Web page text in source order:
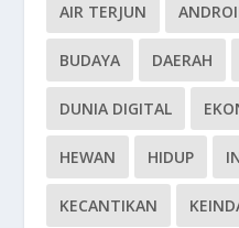
AIR TERJUN
BUDAYA DAERAH
DUNIA DIGITAL
HEWAN HIDUP
KECANTIKAN